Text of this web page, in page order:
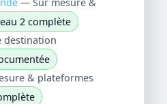
2 complète
destination
& plateformes